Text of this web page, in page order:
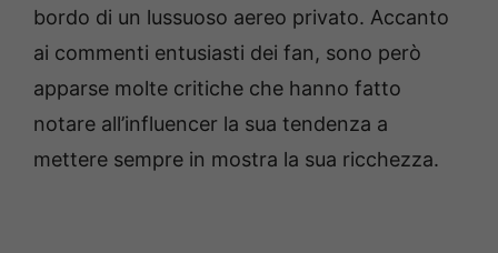
bordo di un lussuoso aereo privato. Accanto
ai commenti entusiasti dei fan, sono però
apparse molte critiche che hanno fatto
notare all’influencer la sua tendenza a
mettere sempre in mostra la sua ricchezza.